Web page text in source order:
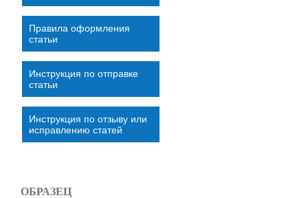
Правила оформления
статьи
Инструкция по отправке
статьи
Инструкция по отзыву или
исправлению статей
ОБРАЗЕЦ